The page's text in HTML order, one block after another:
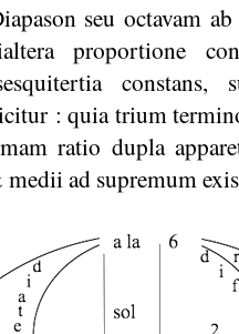
seu octavam
proportione
constans,
: quia trium
ratio dupla
ad supremum